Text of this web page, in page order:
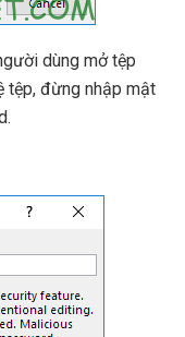
dùng mở tệp
tệp, đừng nhập mật